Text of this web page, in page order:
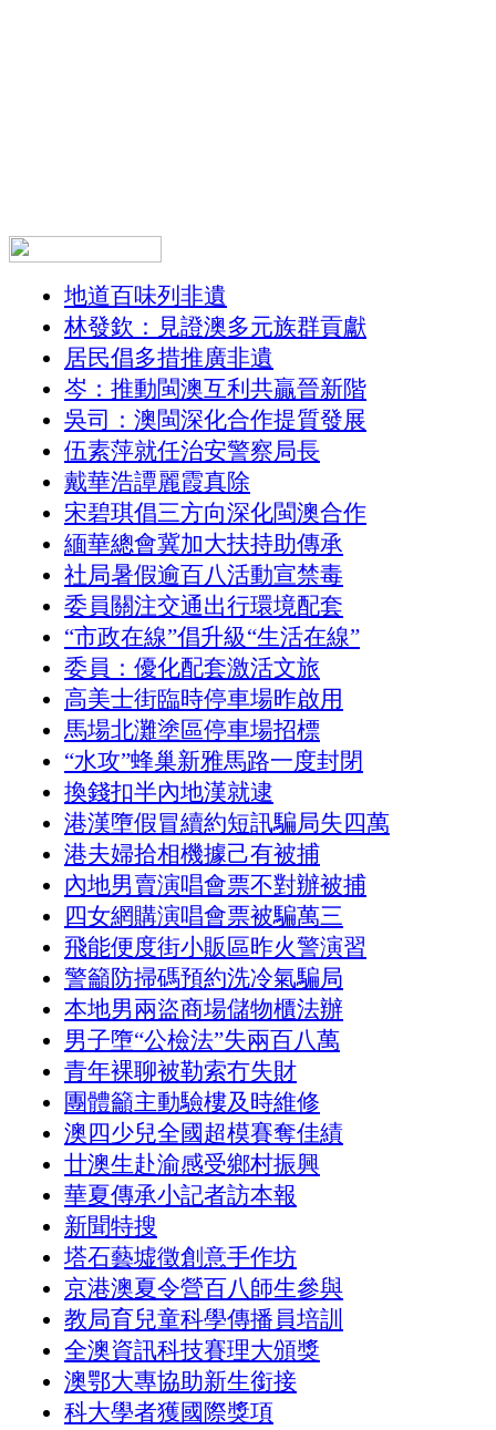
地道百味列非遺
林發欽：見證澳多元族群貢獻
居民倡多措推廣非遺
岑：推動閩澳互利共贏晉新階
吳司：澳閩深化合作提質發展
伍素萍就任治安警察局長
戴華浩譚麗霞真除
宋碧琪倡三方向深化閩澳合作
緬華總會冀加大扶持助傳承
社局暑假逾百八活動宣禁毒
委員關注交通出行環境配套
“市政在線”倡升級“生活在線”
委員：優化配套激活文旅
高美士街臨時停車場昨啟用
馬場北灘塗區停車場招標
“水攻”蜂巢新雅馬路一度封閉
換錢扣半內地漢就逮
港漢墮假冒續約短訊騙局失四萬
港夫婦拾相機據己有被捕
內地男賣演唱會票不對辦被捕
四女網購演唱會票被騙萬三
飛能便度街小販區昨火警演習
警籲防掃碼預約洗冷氣騙局
本地男兩盜商場儲物櫃法辦
男子墮“公檢法”失兩百八萬
青年裸聊被勒索冇失財
團體籲主動驗樓及時維修
澳四少兒全國超模賽奪佳績
廿澳生赴渝感受鄉村振興
華夏傳承小記者訪本報
新聞特搜
塔石藝墟徵創意手作坊
京港澳夏令營百八師生參與
教局育兒童科學傳播員培訓
全澳資訊科技賽理大頒獎
澳鄂大專協助新生銜接
科大學者獲國際獎項